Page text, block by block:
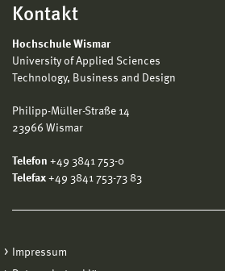
Kontakt
Hochschule Wismar
University of Applied Sciences
Technology, Business and Design
Philipp-Müller-Straße 14
23966 Wismar
Telefon +49 3841 753-0
Telefax +49 3841 753-73 83
Impressum